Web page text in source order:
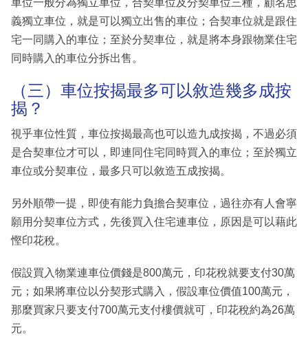
義獨立車位，就是可以獨立出售的車位；合契車位就是跟住
宅一同購入的車位；至於分契車位，就是將本身跟物業住宅
同時購入的車位分拆出售。
（三）車位按揭最多可以敘造幾多成按
揭？
視乎車位性質，車位按揭最高也可以造九成按揭，不過必須
是合契車位才可以，即連同住宅同時買入的車位；至於獨立
車位或分契車位，最多只可以敘造五成按揭。
另外順帶一提，即使有能力負擔合契車位，過往亦有人會寧
願用分契車位方式，先後買入住宅連車位，原因是可以藉此
慳印花稅。
假設買入物業連車位價錢是800萬元，印花稅就要支付30萬
元；如果將車位以分契形式購入，假設車位價值100萬元，
那麼買家只要支付700萬元支付樓價就可，印花稅約為26萬
元。